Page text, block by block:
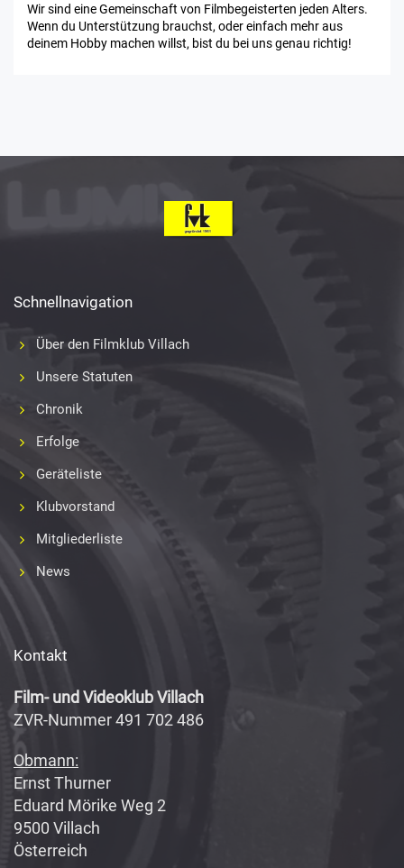
Wir sind eine Gemeinschaft von Filmbegeisterten jeden Alters.
Wenn du Unterstützung brauchst, oder einfach mehr aus
deinem Hobby machen willst, bist du bei uns genau richtig!
Schnellnavigation
Über den Filmklub Villach
Unsere Statuten
Chronik
Erfolge
Geräteliste
Klubvorstand
Mitgliederliste
News
Kontakt
Film- und Videoklub Villach
ZVR-Nummer 491 702 486
Obmann:
Ernst Thurner
Eduard Mörike Weg 2
9500 Villach
Österreich